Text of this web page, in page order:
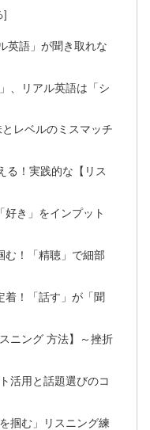
英語」が聞き取れな
、リアル英語は「シ
レベルのミスマッチ
る！実践的な【リス
好き」をインプット
む！「精聴」で細部
着！「話す」が「聞
ニング 方法】～挫折
活用と話題選びのコ
掴む」リスニング練